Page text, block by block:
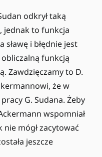
odkrył taką
jednak to funkcja
sławę i błędnie jest
funkcją
Zawdzięczamy to D.
że w
G. Sudana. Żeby
wspomniał
mógł zacytować
jeszcze